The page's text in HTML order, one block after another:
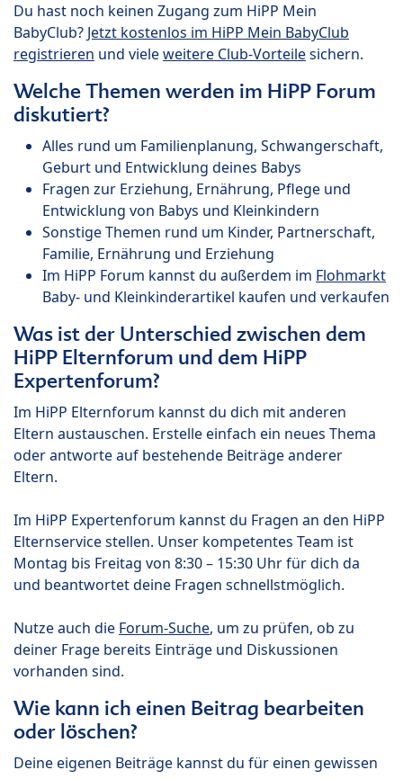
Du hast noch keinen Zugang zum HiPP Mein
BabyClub? Jetzt kostenlos im HiPP Mein BabyClub
registrieren und vieleweitere Club-Vorteilesichern.
Welche Themen werden im HiPP Forum
diskutiert?
Alles rund um Familienplanung, Schwangerschaft,
Geburt und Entwicklung deines Babys
Fragen zur Erziehung, Ernährung, Pflege und
Entwicklung von Babys und Kleinkindern
Sonstige Themen rund um Kinder, Partnerschaft,
Familie, Ernährung und Erziehung
Im HiPP Forum kannst du außerdem im Flohmarkt
Baby- und Kleinkinderartikel kaufen und verkaufen
Was ist der Unterschied zwischen dem
HiPP Elternforum und dem HiPP
Expertenforum?
Im HiPP Elternforum kannst du dich mit anderen
Eltern austauschen. Erstelle einfach ein neues Thema
oder antworte auf bestehende Beiträge anderer
Eltern.
Im HiPP Expertenforum kannst du Fragen an den HiPP
Elternservice stellen. Unser kompetentes Team ist
Montag bis Freitag von 8:30 – 15:30 Uhr für dich da
und beantwortet deine Fragen schnellstmöglich.
Nutze auch die Forum-Suche, um zu prüfen, ob zu
deiner Frage bereits Einträge und Diskussionen
vorhanden sind.
Wie kann ich einen Beitrag bearbeiten
oder löschen?
Deine eigenen Beiträge kannst du für einen gewissen